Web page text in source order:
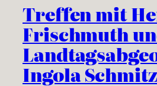
Treffen mit
Frischmuth
Ingola Schmitz